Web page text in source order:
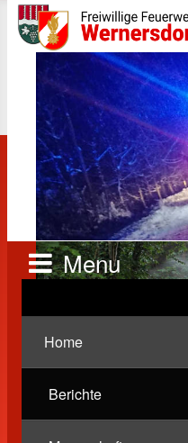
Menu
Home
Berichte